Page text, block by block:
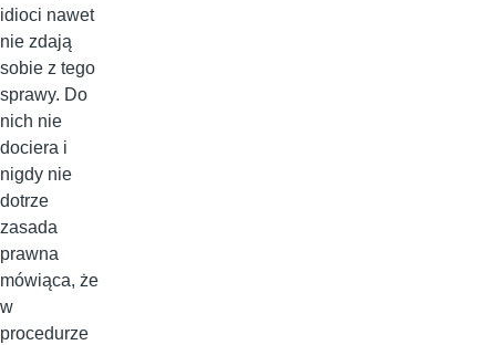
idioci nawet
nie zdają
sobie z tego
sprawy. Do
nich nie
dociera i
nigdy nie
dotrze
zasada
prawna
mówiąca, że
w
procedurze